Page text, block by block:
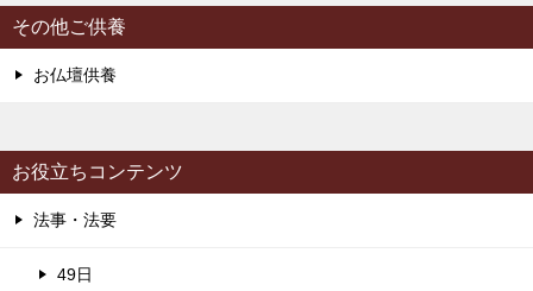
その他ご供養
お仏壇供養
お役立ちコンテンツ
法事・法要
49日